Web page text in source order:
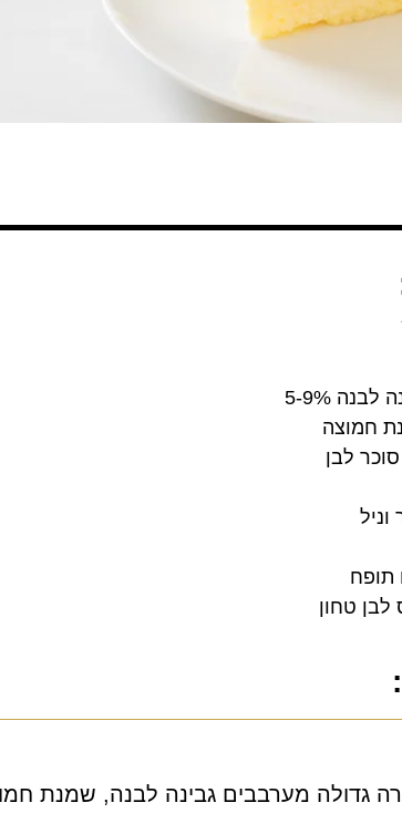
גדולה מערבבים גבינה לבנה, שמנת